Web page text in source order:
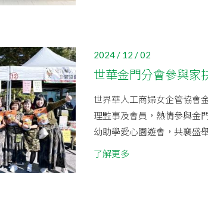
2024 / 12 / 02
世華金門分會參與家
世界華人工商婦女企管協會
理監事及會員，熱情參與金
幼助學愛心園遊會，共襄盛
了解更多